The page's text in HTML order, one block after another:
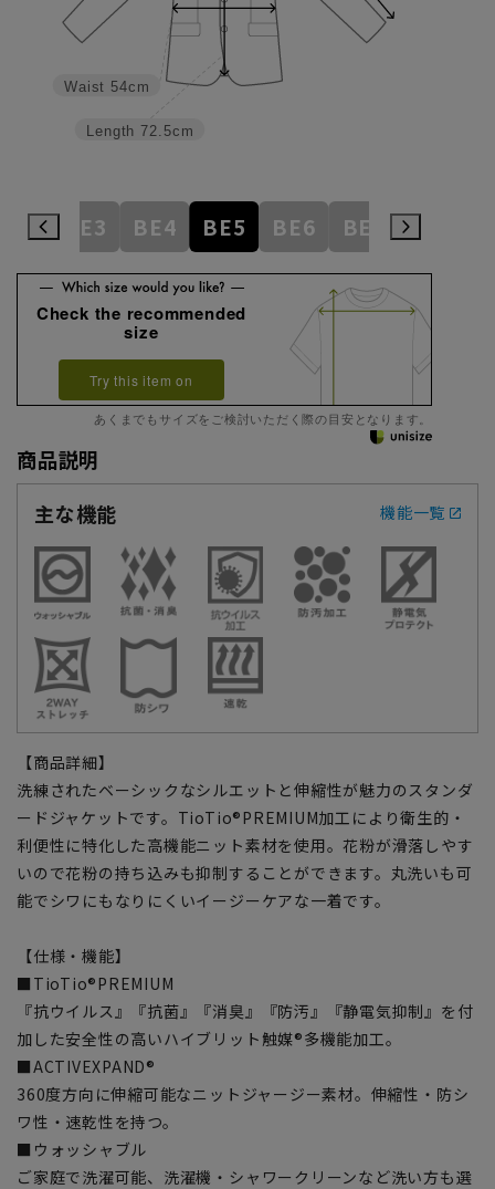
Length 72.5cm
Waist 54cm
BE3 BE4 BE5 BE6 BE7 BE8
Check the recommended
size
Try this item on
あくまでもサイズをご検討いただく際の目安となります。
商品説明
主な機能
機能一覧
【商品詳細】
洗練されたベーシックなシルエットと伸縮性が魅力のスタンダ
ードジャケットです。TioTio®PREMIUM加工により衛生的・
利便性に特化した高機能ニット素材を使用。花粉が滑落しやす
いので花粉の持ち込みも抑制することができます。丸洗いも可
能でシワにもなりにくいイージーケアな一着です。
【仕様・機能】
■TioTio®PREMIUM
『抗ウイルス』『抗菌』『消臭』『防汚』『静電気抑制』を付
加した安全性の高いハイブリット触媒®多機能加工。
■ACTIVEXPAND®
360度方向に伸縮可能なニットジャージー素材。伸縮性・防シ
ワ性・速乾性を持つ。
■ウォッシャブル
ご家庭で洗濯可能、洗濯機・シャワークリーンなど洗い方も選